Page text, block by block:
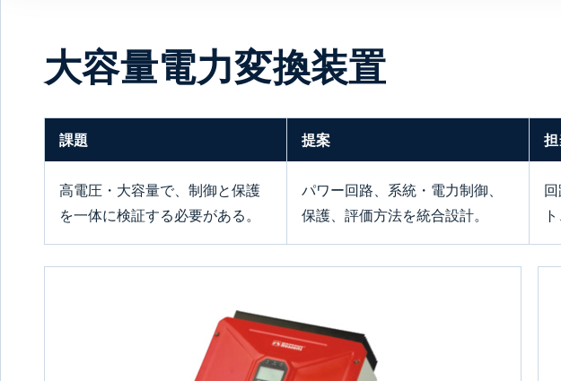
大容量電力変換装置
課題
高電圧・大容量で、制御と保護
を一体に検証する必要がある。
提案
パワー回路、系統・電力制御、
保護、評価方法を統合設計。